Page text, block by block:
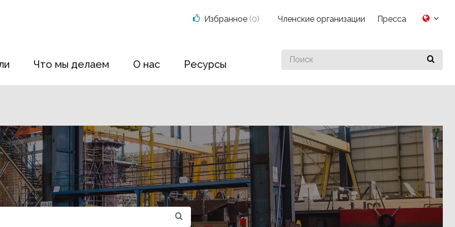
Что мы делаем О нас Ресурсы
Search
for
Избранное (0) Членские организации Пресса